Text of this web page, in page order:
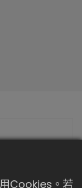
Cookies。若